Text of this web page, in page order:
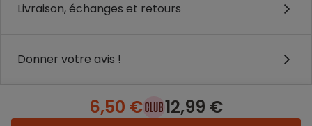
Livraison, échanges et retours
Donner votre avis !
6,50 € 12,99 €